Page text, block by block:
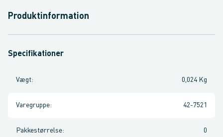
Produktinformation
Specifikationer
Vægt: 0,024 Kg
Varegruppe: 42-7521
Pakkestørrelse: 0